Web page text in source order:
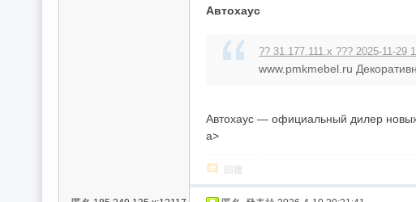
Автохаус
?? 31.177.111.x ??? 2025-11-29
www.pmkmebel.ru
Автохаус — официальный дилер
a>
回復